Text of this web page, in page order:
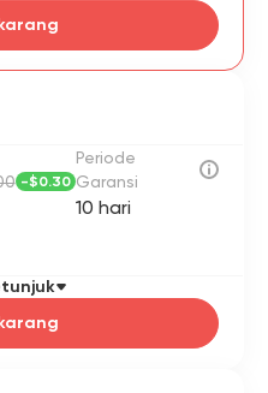
ulasan yang baik.
Antigravity:
jika akun terkunci
Periode
Garansi
10 hari
-$0.30